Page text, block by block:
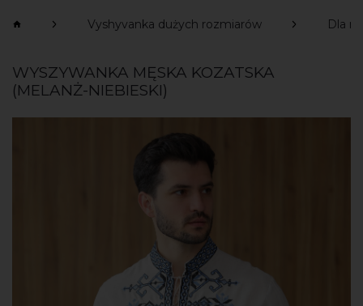
Vyshyvanka dużych rozmiarów Dla
WYSZYWANKA MĘSKA KOZATSKA
(MELANŻ-NIEBIESKI)